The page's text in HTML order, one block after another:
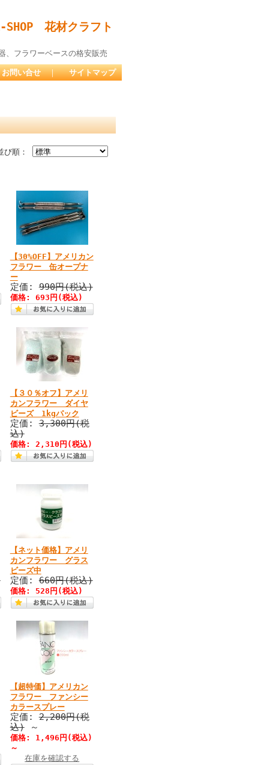
花材クラフト
、フラワーベースの格安販売
お問い合せ ｜ サイトマップ
び順：
【30%OFF】アメリカン
フラワー 缶オープナ
ー
定価:990円(税込)
価格: 693円(税込)
【３０％オフ】アメリ
カンフラワー ダイヤ
ビーズ 1kgパック
定価:3,300円(税
込)
価格: 2,310円(税込)
【ネット価格】アメリ
カンフラワー グラス
ビーズ中
定価:660円(税込)
価格: 528円(税込)
【超特価】アメリカン
フラワー ファンシー
カラースプレー
定価:2,200円(税
込)
～
価格: 1,496円(税込)
～
在庫を確認する